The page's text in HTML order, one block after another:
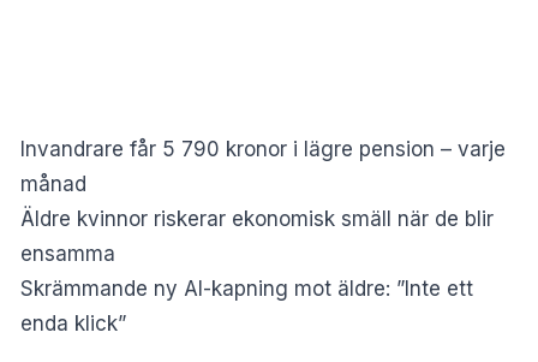
Invandrare får 5 790 kronor i lägre pension – varje
månad
Äldre kvinnor riskerar ekonomisk smäll när de blir
ensamma
Skrämmande ny AI-kapning mot äldre: ”Inte ett
enda klick”